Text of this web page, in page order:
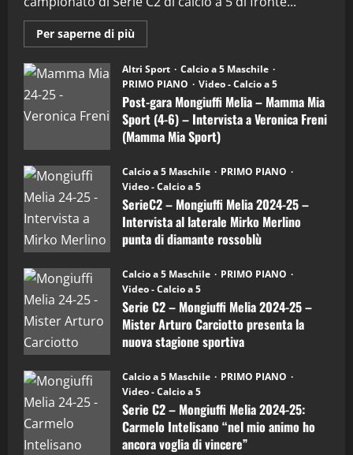
Per saperne di più
informazioni
Post-
gara
Mongiuffi
Melia
–
Mamma
Mia
Sport
6)
–
Intervista
a
mister
Arturo
Carciotto
(Mongiuffi
Altri Sport
Calcio a 5 Maschile
PRIMO PIANO
Video - Calcio a 5
Post-gara Mongiuffi Melia – Mamma Mia
Sport (4-6) – Intervista a Veronica Freni
(Mamma Mia Sport)
Calcio a 5 Maschile
PRIMO PIANO
Video - Calcio a 5
SerieC2 – Mongiuffi Melia 2024-25 –
Intervista al laterale Mirko Merlino
punta di diamante rossoblù
Calcio a 5 Maschile
PRIMO PIANO
Video - Calcio a 5
Serie C2 – Mongiuffi Melia 2024-25 –
Mister Arturo Carciotto presenta la
nuova stagione sportiva
Calcio a 5 Maschile
PRIMO PIANO
Video - Calcio a 5
Serie C2 – Mongiuffi Melia 2024-25:
Carmelo Intelisano “nel mio animo ho
ancora voglia di vincere”
2
3
"SportEmpire" in Podcast
“SportEmpire” in Podcast: 28^ Puntata
(Martedi 21 Aprile 2026)
21/04/2026
“SportEmpire” in Podcast: 27^ Puntata
(Martedi 14 Aprile 2026)
15/04/2026
5
“SportEmpire” in Podcast: 26^ Puntata
(Martedi 07 Aprile 2026)
08/04/2026
“SportEmpire” in Podcast: 30^ Puntata
(Martedi 05 Maggio 2026)
08/05/2026